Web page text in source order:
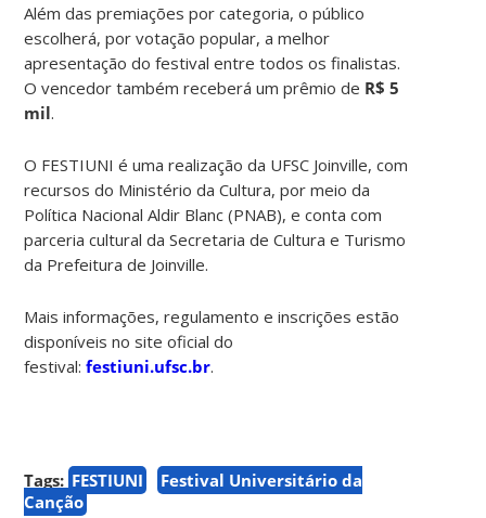
Além das premiações por categoria, o público
escolherá, por votação popular, a melhor
apresentação do festival entre todos os finalistas.
O vencedor também receberá um prêmio de R$ 5
mil.
O FESTIUNI é uma realização da UFSC Joinville, com
recursos do Ministério da Cultura, por meio da
Política Nacional Aldir Blanc (PNAB), e conta com
parceria cultural da Secretaria de Cultura e Turismo
da Prefeitura de Joinville.
Mais informações, regulamento e inscrições estão
disponíveis no site oficial do
festival:festiuni.ufsc.br.
Tags: FESTIUNI
Festival Universitário da
Canção